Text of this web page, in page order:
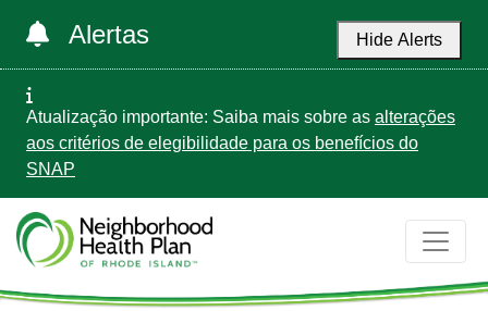
Alertas Hide Alerts
Atualização importante: Saiba mais sobre as alterações
aos critérios de elegibilidade para os benefícios do
SNAP